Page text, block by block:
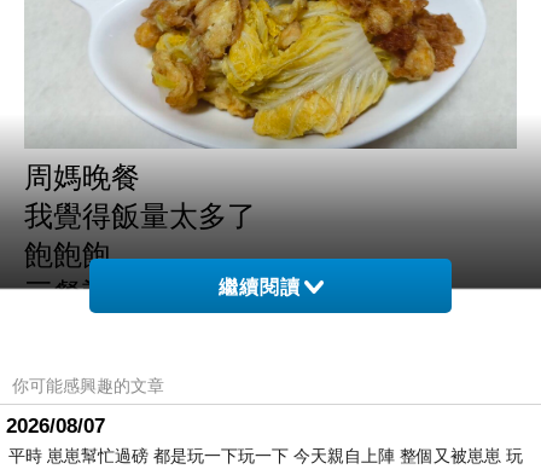
周媽晚餐
我覺得飯量太多了
飽飽飽
三餐記錄的流水帳完畢
今天周末，沒看電視劇
於是就一直聽YT的影片
隔一陣子就偏愛不同的博主
繼續閱讀
你可能感興趣的文章
2026/08/07
平時 崽崽幫忙過磅 都是玩一下玩一下 今天親自上陣 整個又被崽崽 玩